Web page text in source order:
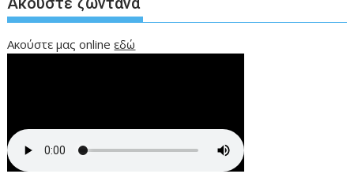
Ακούστε μας onlineεδώ